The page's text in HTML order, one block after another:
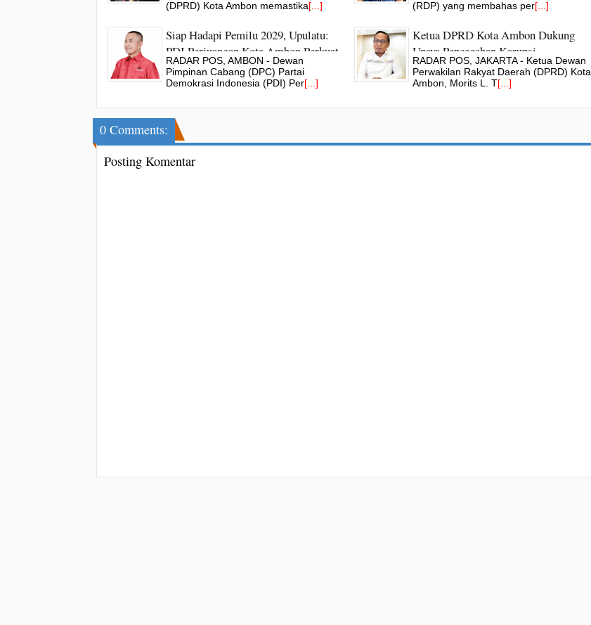
(DPRD) Kota Ambon memastika[...]
(RDP) yang membahas per[...]
Siap Hadapi Pemilu 2029, Upulatu:
PDI Perjuangan Kota Ambon Perkuat
Struktur Hingga Akar Rumput
RADAR POS, AMBON - Dewan
Pimpinan Cabang (DPC) Partai
Demokrasi Indonesia (PDI) Per[...]
Ketua DPRD Kota Ambon Dukung
Upaya Pencegahan Korupsi
RADAR POS, JAKARTA - Ketua Dewan
Perwakilan Rakyat Daerah (DPRD) Kota
Ambon, Morits L. T[...]
0 Comments:
Posting Komentar